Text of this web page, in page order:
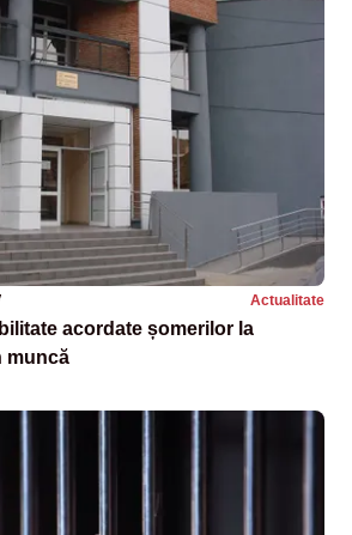
Actualitate
acordate șomerilor la
muncă